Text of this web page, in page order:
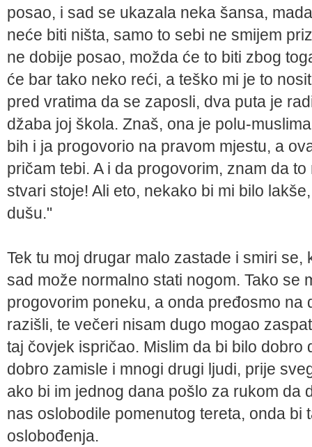
posao, i sad se ukazala neka šansa,
neće biti ništa, samo to sebi ne smijem
ne dobije posao, možda će to biti zbog
će bar tako neko reći, a teško mi je to
pred vratima da se zaposli, dva puta je
džaba joj škola. Znaš, ona je polu-
bih i ja progovorio na pravom mjestu, a
pričam tebi. A i da progovorim, znam da
stvari stoje! Ali eto, nekako bi mi bilo
dušu."
Tek tu moj drugar malo zastade i smiri
sad može normalno stati nogom. Tako se
progovorim poneku, a onda pređosmo na
razišli, te večeri nisam dugo mogao
taj čovjek ispričao. Mislim da bi bilo dobro
dobro zamisle i mnogi drugi ljudi, prije
ako bi im jednog dana pošlo za rukom da
nas oslobodile pomenutog tereta, onda bi
oslobođenja.